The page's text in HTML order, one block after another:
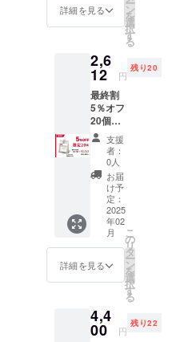
詳細を見る ン
を
選
択
す
る
2,6
12 円
残り20
最終割
5％オフ
20個限
定！
1,000ml
入（洗
濯40回
分に相
当） 税
込・送
料込
支援
者：
0人
お届
け予
定：
2025
年02
月
詳細を見る
こ
の
リ
タ
ー
ン
を
選
択
す
る
4,4
00 円
残り22